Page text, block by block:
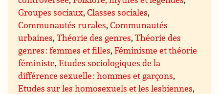
Groupes sociaux,Classes sociales,
Communautés rurales,Communautés
urbaines,Théorie des genres,Théorie des
genres : femmes et filles,Féminisme et théorie
féministe,Etudes sociologiques de la
différence sexuelle : hommes et garçons,
Etudes sur les homosexuels et les lesbiennes,